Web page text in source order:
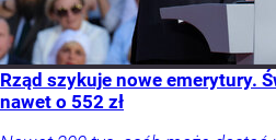
Rząd szykuje nowe emerytury.
nawet o 552 zł